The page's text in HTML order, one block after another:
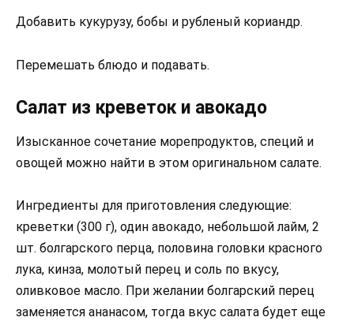
Добавить кукурузу, бобы и рубленый кориандр.
Перемешать блюдо и подавать.
Салат из креветок и авокадо
Изысканное сочетание морепродуктов, специй и
овощей можно найти в этом оригинальном салате.
Ингредиенты для приготовления следующие:
креветки (300 г), один авокадо, небольшой лайм, 2
шт. болгарского перца, половина головки красного
лука, кинза, молотый перец и соль по вкусу,
оливковое масло. При желании болгарский перец
заменяется ананасом, тогда вкус салата будет еще